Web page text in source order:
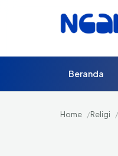
Beranda
Home Religi